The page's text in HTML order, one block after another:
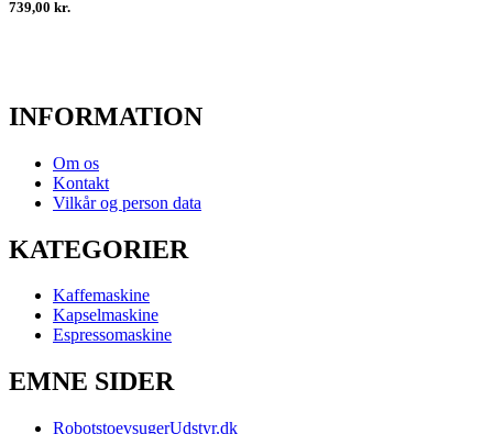
739,00 kr.
INFORMATION
Om os
Kontakt
Vilkår og person data
KATEGORIER
Kaffemaskine
Kapselmaskine
Espressomaskine
EMNE SIDER
RobotstoevsugerUdstyr.dk